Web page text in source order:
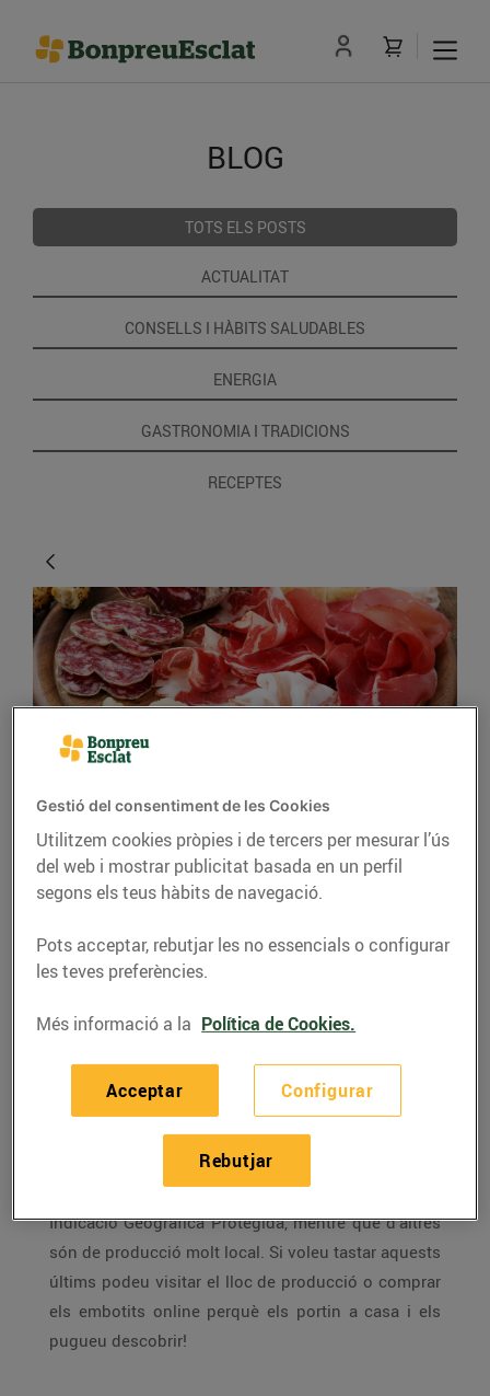
BLOG
TOTS ELS POSTS
ACTUALITAT
CONSELLS I HÀBITS SALUDABLES
ENERGIA
GASTRONOMIA I TRADICIONS
RECEPTES
CONSELLS I HÀBITS SALUDABLES
Els millors embotits
tradicionals catalans
Catalunya central, que han convertit aquests
productes en imprescindibles de moltes cases.
Alguns dels embotits tradicionals catalans estan
protegits amb Denominació d’Origen o amb
Indicació Geogràfica Protegida, mentre que d’altres
són de producció molt local. Si voleu tastar aquests
últims podeu visitar el lloc de producció o comprar
els embotits online perquè els portin a casa i els
pugueu descobrir!
Gestió del consentiment de les Cookies
Utilitzem cookies pròpies i de tercers per mesurar l’ús
del web i mostrar publicitat basada en un perfil
segons els teus hàbits de navegació.
Pots acceptar, rebutjar les no essencials o configurar
les teves preferències.
Més informació a la Política de Cookies.
Configurar
Rebutjar
Acceptar